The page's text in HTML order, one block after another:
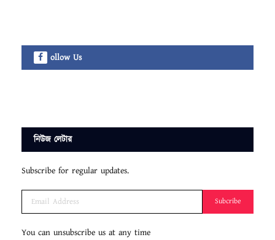
ollow Us
নিউজ লেটার
Subscribe for regular updates.
Subcribe
You can unsubscribe us at any time